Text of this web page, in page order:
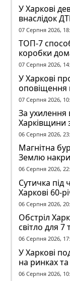
У Харкові
внаслідок
07 Серпня 2026,
ТОП-7
коробки
07 Серпня 2026,
У Харкові
оповіщення
07 Серпня 2026,
За ухилення
Харківщини
волі
06 Серпня 2026,
Магнітна
Землю
06 Серпня 2026,
Сутичка під
Харкові 60-
конфлікті з
06 Серпня 2026,
Обстріл
світло для 7
06 Серпня 2026,
У Харкові
на ринках
06 Серпня 2026,